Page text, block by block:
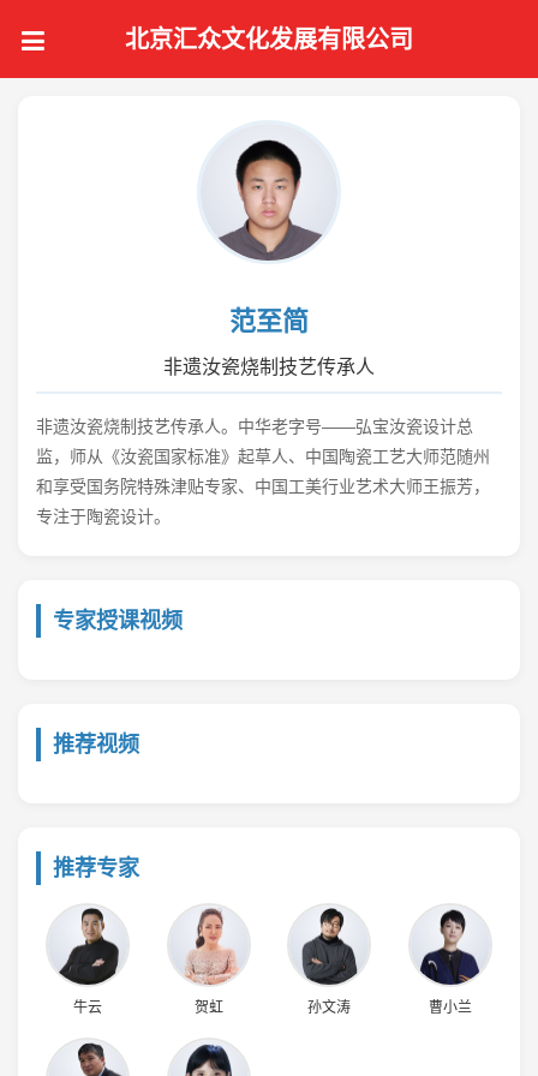
北京汇众文化发展有限公司
范至简
非遗汝瓷烧制技艺传承人
非遗汝瓷烧制技艺传承人。中华老字号——弘宝汝瓷设计总
监，师从《汝瓷国家标准》起草人、中国陶瓷工艺大师范随州
和享受国务院特殊津贴专家、中国工美行业艺术大师王振芳，
专注于陶瓷设计。
专家授课视频
推荐视频
推荐专家
牛云 贺虹 孙文涛 曹小兰